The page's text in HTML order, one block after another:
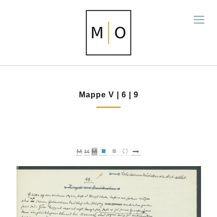
Mappe V | 6 | 9
M M M